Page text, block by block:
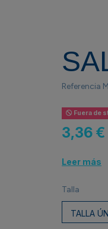
Referencia
Fuera de
3,36 €
Leer más
Talla